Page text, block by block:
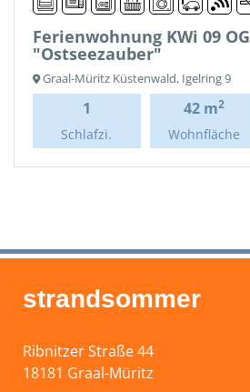
Ferienwohnung KWi 09 OG
"Ostseezauber"
Graal-Müritz Küstenwald, Igelring 9
1
Schlafzi.
42 m2
Wohnfläche
strandsommer
Ribnitzer Straße 44
18181 Graal-Müritz